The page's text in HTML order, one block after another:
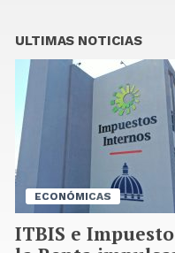
ULTIMAS NOTICIAS
ECONÓMICAS
ITBIS e